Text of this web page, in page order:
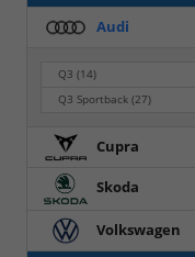
Audi
Q3(14)
Q3 Sportback(27)
Cupra
Skoda
Volkswagen